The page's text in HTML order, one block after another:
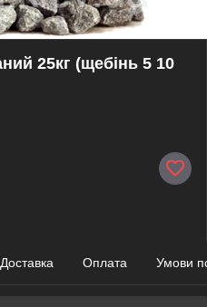
25кг (щебінь 5 10
Доставка Оплата Умови